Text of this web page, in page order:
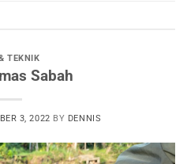
TEKNIK
Sabah
3, 2022 BY DENNIS